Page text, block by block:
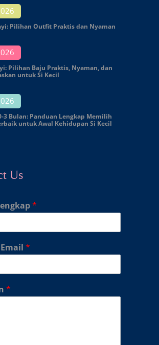
Pilihan Outfit Praktis dan Nyaman
Pilihan Baju Praktis, Nyaman, dan
untuk Si Kecil
3 Bulan: Panduan Lengkap Memilih
untuk Awal Kehidupan Si Kecil
Us
*
*
*